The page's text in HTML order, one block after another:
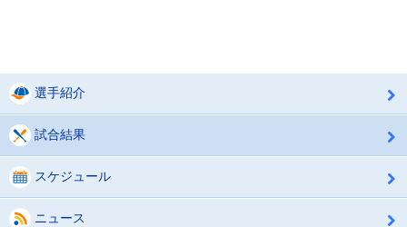
選手紹介
試合結果
スケジュール
ニュース